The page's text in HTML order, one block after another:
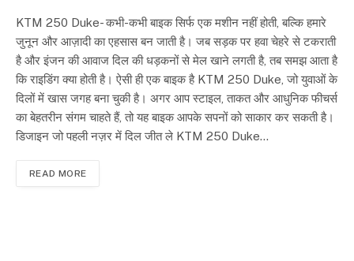
KTM 250 Duke- कभी-कभी बाइक सिर्फ एक मशीन नहीं होती, बल्कि हमारे
जुनून और आज़ादी का एहसास बन जाती है। जब सड़क पर हवा चेहरे से टकराती
है और इंजन की आवाज दिल की धड़कनों से मेल खाने लगती है, तब समझ आता है
कि राइडिंग क्या होती है। ऐसी ही एक बाइक है KTM 250 Duke, जो युवाओं के
दिलों में खास जगह बना चुकी है। अगर आप स्टाइल, ताकत और आधुनिक फीचर्स
का बेहतरीन संगम चाहते हैं, तो यह बाइक आपके सपनों को साकार कर सकती है।
डिजाइन जो पहली नज़र में दिल जीत ले KTM 250 Duke…
READ MORE